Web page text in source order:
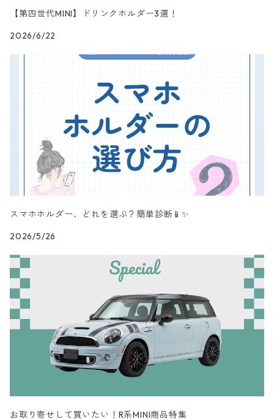
DuelL AG
Peak Design
RAYS
Studie AG
3DDesign
【第四世代MINI】ドリンクホルダー3選！
2026/6/22
スマホホルダー、どれを選ぶ？簡単診断📱✨
2026/5/26
お取り寄せして買いたい！R系MINI商品特集